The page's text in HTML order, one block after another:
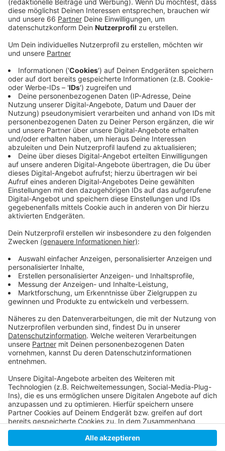
Veröffentlicht:Dienstag, 06.10.2020 05:00
Anzeige
Vor allem die Erstsemester sollen möglichst viele
Veranstaltungen in der Uni besuchen können, damit sie
sich schnell am Campus einleben. Trotz Corona soll es
für sie auch eine kleine Orientierungswoche geben.
Viele Veranstaltungen sollen aber weiterhin online
stattfinden, so der zuständige Professor. Auch die
Präsenzveranstaltungen sollen im Netz übertragen
werden. Damit zum Beispiel Studierende in Quarantäne
an den Seminaren teilnehmen können. Zum Schutz vor
dem Corona-Virus ist in den Gebäuden der Heinrich-
Heine-Uni Maskenpflicht. Am Platz darf die Maske
aber abgesetzt werden.
Weitere Infos und Links zum Thema:
So geht die HSD mit der Corona-Krise um!
Digitaler Start ins Sommersemester 2020!
Beinahe-Insolvenz durch Corona: Studierende
retten Uni-Shop auf dem Campus!
Anzeige
Anzeige